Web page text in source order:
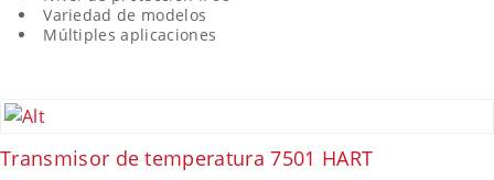
Variedad de modelos
Múltiples aplicaciones
Transmisor de temperatura 7501 HART